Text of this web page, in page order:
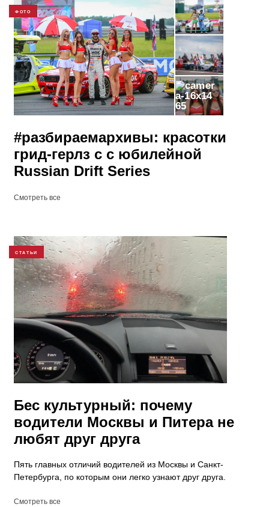
ФОТО
65
#разбираемархивы: красотки
грид-герлз с с юбилейной
Russian Drift Series
Смотреть все
СТАТЬИ
Бес культурный: почему
водители Москвы и Питера не
любят друг друга
Пять главных отличий водителей из Москвы и Санкт-
Петербурга, по которым они легко узнают друг друга.
Смотреть все